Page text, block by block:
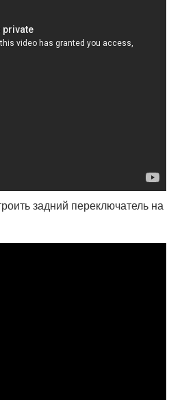
задний переключатель на